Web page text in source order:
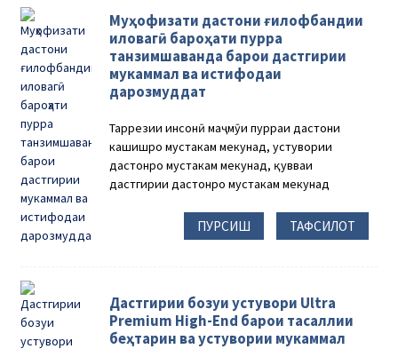
Муҳофизати дастони ғилофбандии
иловагӣ бароҳати пурра
танзимшаванда барои дастгирии
мукаммал ва истифодаи
дарозмуддат
Тарҳрезии инсонӣ маҷмӯи пурраи дастони
кашишро мустаҳкам мекунад, устувории
дастонро мустаҳкам мекунад, қувваи
дастгирии дастонро мустаҳкам мекунад
ПУРСИШ ТАФСИЛОТ
Дастгирии бозуи устувори Ultra
Premium High-End барои тасаллии
беҳтарин ва устувории мукаммал